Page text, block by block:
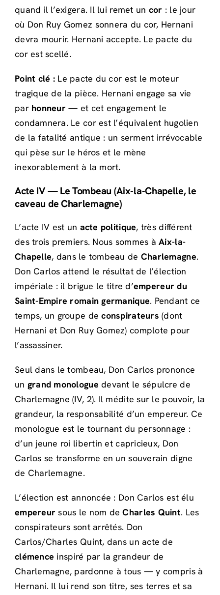
quand il l’exigera. Il lui remet un cor : le jour
où Don Ruy Gomez sonnera du cor, Hernani
devra mourir. Hernani accepte. Le pacte du
cor est scellé.
Point clé :Le pacte du cor est le moteur
tragique de la pièce. Hernani engage sa vie
par honneur— et cet engagement le
condamnera. Le cor est l’équivalent hugolien
de la fatalité antique : un serment irrévocable
qui pèse sur le héros et le mène
inexorablement à la mort.
Acte IV — Le Tombeau (Aix-la-Chapelle, le
caveau de Charlemagne)
L’acte IV est un acte politique, très différent
des trois premiers. Nous sommes àAix-la-
Chapelle, dans le tombeau de Charlemagne.
Don Carlos attend le résultat de l’élection
impériale : il brigue le titre d’empereur du
Saint-Empire romain germanique. Pendant ce
temps, un groupe deconspirateurs (dont
Hernani et Don Ruy Gomez) complote pour
l’assassiner.
Seul dans le tombeau, Don Carlos prononce
un grand monologue devant le sépulcre de
Charlemagne (IV, 2). Il médite sur le pouvoir, la
grandeur, la responsabilité d’un empereur. Ce
monologue est le tournant du personnage :
d’un jeune roi libertin et capricieux, Don
Carlos se transforme en un souverain digne
de Charlemagne.
L’élection est annoncée : Don Carlos est élu
empereur sous le nom deCharles Quint. Les
conspirateurs sont arrêtés. Don
Carlos/Charles Quint, dans un acte de
clémence inspiré par la grandeur de
Charlemagne, pardonne à tous — y compris à
Hernani. Il lui rend son titre, ses terres et sa